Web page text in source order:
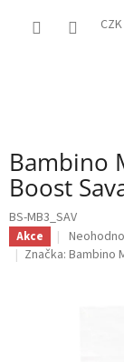
CZK
Bambino
Boost
BS-MB3_SAV
Akce
Průměrné
hodnocení
Značka: Bambino